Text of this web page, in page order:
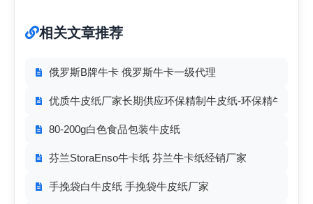
相关文章推荐
俄罗斯B牌牛卡 俄罗斯牛卡一级代理
优质牛皮纸厂家长期供应环保精制牛皮纸-环保精牛
80-200g白色食品包装牛皮纸
芬兰StoraEnso牛卡纸 芬兰牛卡纸经销厂家
手挽袋白牛皮纸 手挽袋牛皮纸厂家